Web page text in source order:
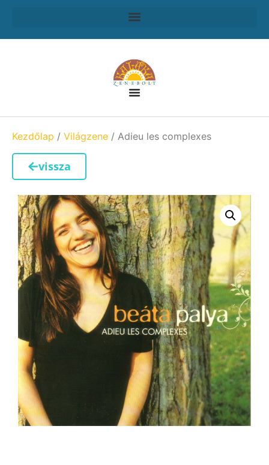
Kezdőlap / Világzene / Adieu les complexes
vissza